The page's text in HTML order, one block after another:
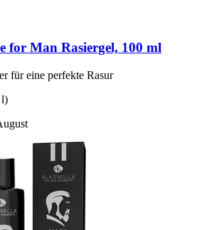
for Man Rasiergel, 100 ml
für eine perfekte Rasur
l)